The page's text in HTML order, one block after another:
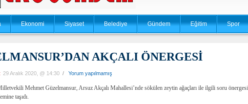
Ekonomi Siyaset Belediye Gündem Eğitim Spor
AKÇALI ÖNERGESİ
29 Aralık 2020, @ 14:30 / Yorum yapılmamış
Mehmet Güzelmansur, Arsuz Akçalı Mahallesi’nde sökülen zeytin ağaçları ile ilgili soru
taşıdı.